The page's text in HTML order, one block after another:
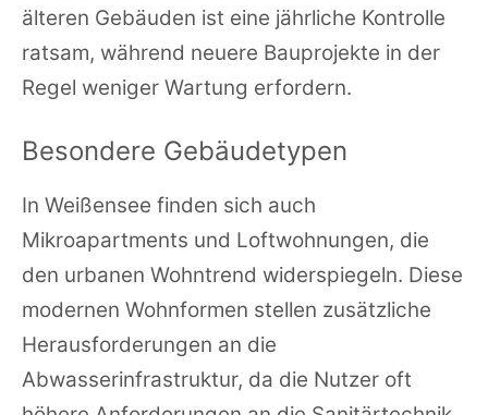
älteren Gebäuden ist eine jährliche Kontrolle
ratsam, während neuere Bauprojekte in der
Regel weniger Wartung erfordern.
Besondere Gebäudetypen
In Weißensee finden sich auch
Mikroapartments und Loftwohnungen, die
den urbanen Wohntrend widerspiegeln. Diese
modernen Wohnformen stellen zusätzliche
Herausforderungen an die
Abwasserinfrastruktur, da die Nutzer oft